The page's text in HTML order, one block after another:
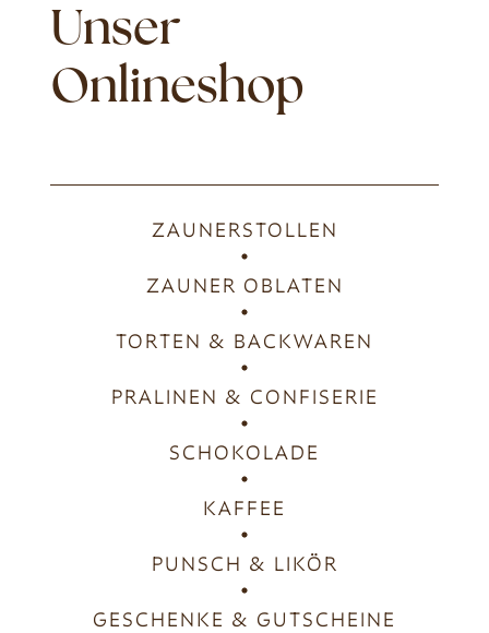
Unser
Onlineshop
ZAUNERSTOLLEN
ZAUNER OBLATEN
TORTEN & BACKWAREN
PRALINEN & CONFISERIE
SCHOKOLADE
KAFFEE
PUNSCH & LIKÖR
GESCHENKE & GUTSCHEINE